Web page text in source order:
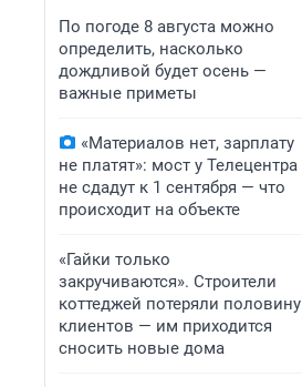
По погоде 8 августа можно
определить, насколько
дождливой будет осень —
важные приметы
«Материалов нет, зарплату
не платят»: мост у Телецентра
не сдадут к 1 сентября — что
происходит на объекте
«Гайки только
закручиваются». Строители
коттеджей потеряли половину
клиентов — им приходится
сносить новые дома